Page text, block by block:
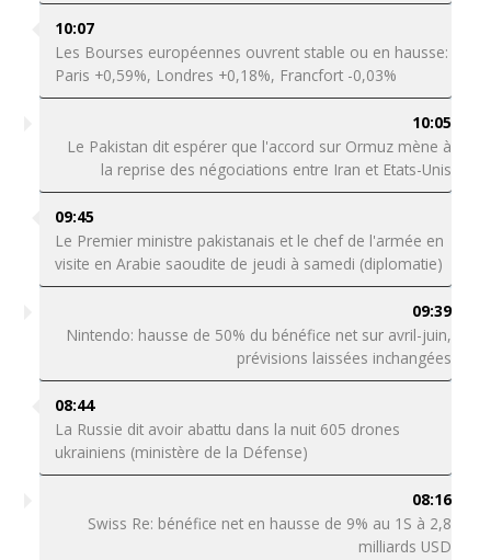
10:07
Les Bourses européennes ouvrent stable ou en hausse:
Paris +0,59%, Londres +0,18%, Francfort -0,03%
10:05
Le Pakistan dit espérer que l'accord sur Ormuz mène à
la reprise des négociations entre Iran et Etats-Unis
09:45
Le Premier ministre pakistanais et le chef de l'armée en
visite en Arabie saoudite de jeudi à samedi (diplomatie)
09:39
Nintendo: hausse de 50% du bénéfice net sur avril-juin,
prévisions laissées inchangées
08:44
La Russie dit avoir abattu dans la nuit 605 drones
ukrainiens (ministère de la Défense)
08:16
Swiss Re: bénéfice net en hausse de 9% au 1S à 2,8
milliards USD